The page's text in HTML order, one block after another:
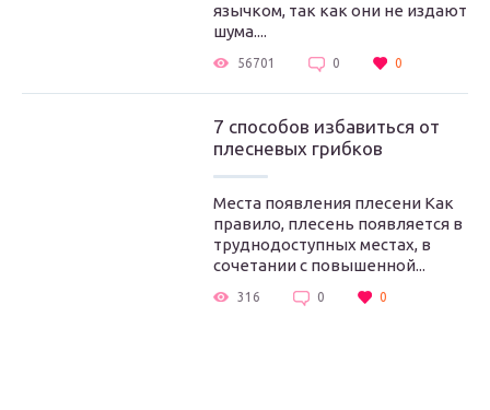
язычком, так как они не издают
шума....
56701 0 0
7 способов избавиться от
плесневых грибков
Места появления плесени Как
правило, плесень появляется в
труднодоступных местах, в
сочетании с повышенной...
316 0 0